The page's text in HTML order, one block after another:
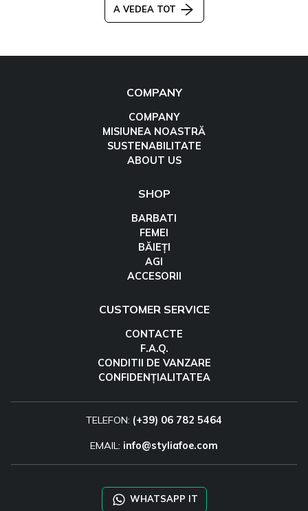
A VEDEA TOT
COMPANY
COMPANY
MISIUNEA NOASTRĂ
SUSTENABILITATE
ABOUT US
SHOP
BARBATI
FEMEI
BĂIEȚI
AGI
ACCESORII
CUSTOMER SERVICE
CONTACTE
F.A.Q.
CONDITII DE VANZARE
CONFIDENȚIALITATEA
TELEFON: (+39) 06 782 5464
EMAIL: info@styliafoe.com
WHATSAPP IT